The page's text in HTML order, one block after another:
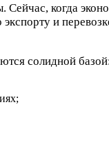
Сейчас, когда
и
солидной